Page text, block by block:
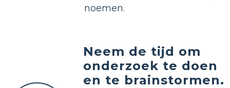
noemen.
Neem de tijd om
onderzoek te doen
en te brainstormen.